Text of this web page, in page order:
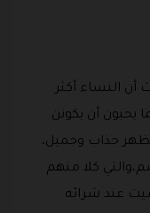
أن النساء أكثر
يحبون أن يكونن
جذاب وجميل،
كلا منهم
عند شرائه